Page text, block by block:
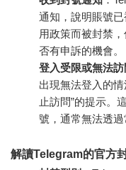
通知，說明賬號
用政策而被封禁
否有申訴的機會。
登入受限或無法訪
出現無法登入的
止訪問”的提示。
號，通常無法透過
解讀Telegram的官方